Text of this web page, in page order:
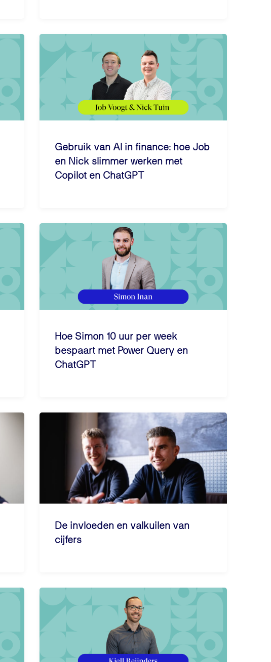
Gebruik van AI in finance: hoe Job
en Nick slimmer werken met
Copilot en ChatGPT
Hoe Simon 10 uur per week
bespaart met Power Query en
ChatGPT
De invloeden en valkuilen van
cijfers